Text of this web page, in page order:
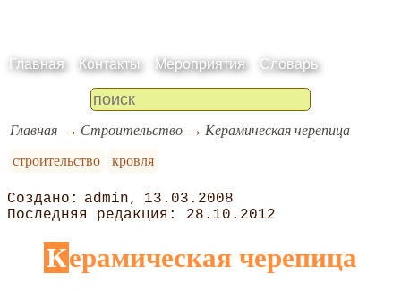
Главная Контакты Мероприятия Словарь
Главная Строительство
Керамическая черепица
строительство
кровля
admin
13.03.2008
28.10.2012
Керамическая черепица